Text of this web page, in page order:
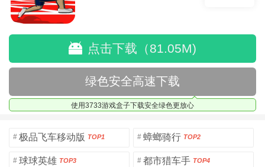
点击下载（81.05M)
绿色安全高速下载
使用3733游戏盒子下载安全绿色更放心
# 极品飞车移动版 TOP1 # 蟑螂骑行 TOP2
# 球球英雄 TOP3 # 都市猎车手 TOP4